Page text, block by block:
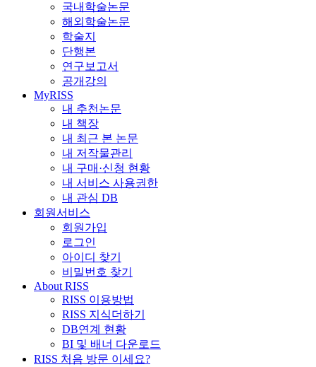
국내학술논문
해외학술논문
학술지
단행본
연구보고서
공개강의
MyRISS
내 추천논문
내 책장
내 최근 본 논문
내 저작물관리
내 구매·신청 현황
내 서비스 사용권한
내 관심 DB
회원서비스
회원가입
로그인
아이디 찾기
비밀번호 찾기
About RISS
RISS 이용방법
RISS 지식더하기
DB연계 현황
BI 및 배너 다운로드
RISS 처음 방문 이세요?